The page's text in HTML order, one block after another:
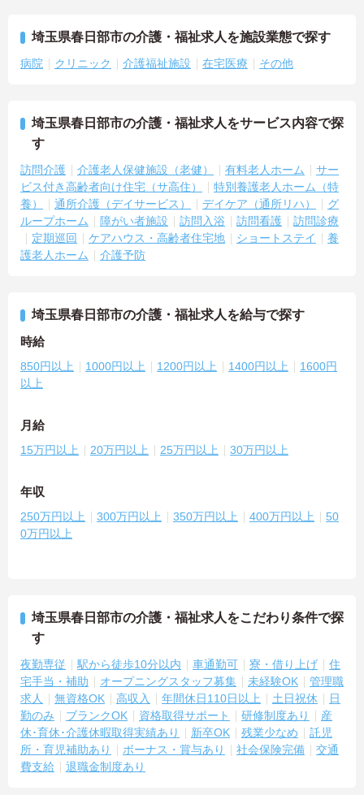
埼玉県春日部市の介護・福祉求人を施設業態で探す
病院 クリニック 介護福祉施設 在宅医療 その他
埼玉県春日部市の介護・福祉求人をサービス内容で探
す
訪問介護 介護老人保健施設（老健） 有料老人ホーム
サー
ビス付き高齢者向け住宅（サ高住）
特別養護老人ホーム（特
養）
通所介護（デイサービス） デイケア（通所リハ）
グ
ループホーム
障がい者施設 訪問入浴 訪問看護
訪問診療
定期巡回
ケアハウス・高齢者住宅地 ショートステイ
養
護老人ホーム
介護予防
埼玉県春日部市の介護・福祉求人を給与で探す
時給
850円以上 1000円以上 1200円以上 1400円以上
1600円
以上
月給
15万円以上 20万円以上 25万円以上 30万円以上
年収
250万円以上 300万円以上 350万円以上 400万円以上
50
0万円以上
埼玉県春日部市の介護・福祉求人をこだわり条件で探
す
夜勤専従 駅から徒歩10分以内 車通勤可 寮・借り上げ
住
宅手当・補助
オープニングスタッフ募集 未経験OK
管理職
求人
無資格OK 高収入 年間休日110日以上 土日祝休
日
勤のみ
ブランクOK 資格取得サポート 研修制度あり
産
休･育休･介護休暇取得実績あり
新卒OK 残業少なめ
託児
所・育児補助あり
ボーナス・賞与あり 社会保険完備
交通
費支給
退職金制度あり